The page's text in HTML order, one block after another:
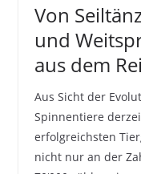
Von
und
aus dem
Aus Sicht der
Spinnentiere
erfolgreichsten
nicht nur an der